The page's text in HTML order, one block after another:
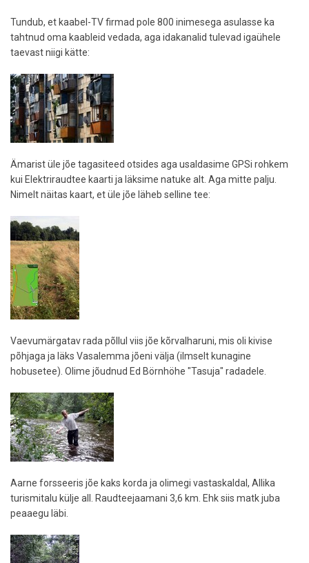
Tundub, et kaabel-TV firmad pole 800 inimesega asulasse ka
tahtnud oma kaableid vedada, aga idakanalid tulevad igaühele
taevast niigi kätte:
Ämarist üle jõe tagasiteed otsides aga usaldasime GPSi rohkem
kui Elektriraudtee kaarti ja läksime natuke alt. Aga mitte palju.
Nimelt näitas kaart, et üle jõe läheb selline tee:
Vaevumärgatav rada põllul viis jõe kõrvalharuni, mis oli kivise
põhjaga ja läks Vasalemma jõeni välja (ilmselt kunagine
hobusetee). Olime jõudnud Ed Börnhöhe "Tasuja" radadele.
Aarne forsseeris jõe kaks korda ja olimegi vastaskaldal, Allika
turismitalu külje all. Raudteejaamani 3,6 km. Ehk siis matk juba
peaaegu läbi.